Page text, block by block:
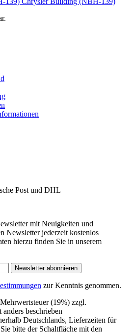
mit Neuigkeiten und
Newsletter jederzeit kostenlos
hierzu finden Sie in unserem
Newsletter abonnieren
zur Kenntnis genommen.
(19%) zzgl.
beschrieben
Deutschlands, Lieferzeiten für
bitte der Schaltfläche mit den